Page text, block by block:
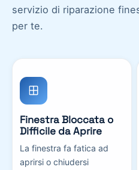
servizio di riparazione
per te.
Finestra Bloccata o
Difficile da Aprire
La finestra fa fatica ad
aprirsi o chiudersi